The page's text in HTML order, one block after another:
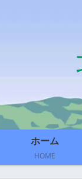
ホーム
HOME